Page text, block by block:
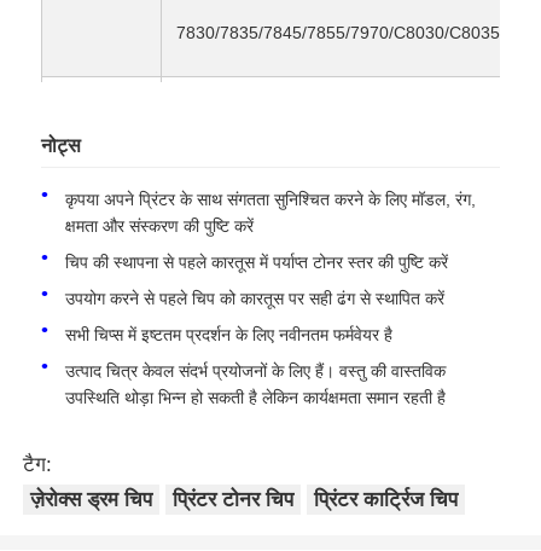
7830/7835/7845/7855/7970/C8030/C8035/
013R00662 XeroxWorKCentre 7525/7530/7535/7545/
7830/7835/7845/7855/7970/C8030/C8035/
नोट्स
कृपया अपने प्रिंटर के साथ संगतता सुनिश्चित करने के लिए मॉडल, रंग,
क्षमता और संस्करण की पुष्टि करें
चिप की स्थापना से पहले कारतूस में पर्याप्त टोनर स्तर की पुष्टि करें
उपयोग करने से पहले चिप को कारतूस पर सही ढंग से स्थापित करें
सभी चिप्स में इष्टतम प्रदर्शन के लिए नवीनतम फर्मवेयर है
उत्पाद चित्र केवल संदर्भ प्रयोजनों के लिए हैं। वस्तु की वास्तविक
उपस्थिति थोड़ा भिन्न हो सकती है लेकिन कार्यक्षमता समान रहती है
टैग:
ज़ेरोक्स ड्रम चिप
प्रिंटर टोनर चिप प्रिंटर कार्ट्रिज चिप